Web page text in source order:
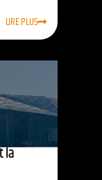
LIRE PLUS
la